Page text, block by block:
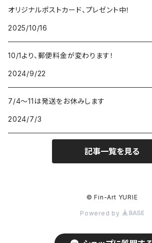
オリジナルポストカード、プレゼント中！
2025/10/16
10/1より、郵便料金が変わります！
2024/9/22
7/4〜11は発送をお休みします
2024/7/3
記事一覧を見る
© Fin-Art YURIE
Powered by